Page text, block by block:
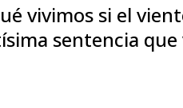
vivimos si el
sentencia